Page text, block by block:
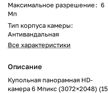
Максимальное разрешение: 6
Мп
Тип корпуса камеры:
Антивандальная
Все характеристики
Описание
Купольная панорамная HD-
камера 6 Мпикс (3072×2048) (15